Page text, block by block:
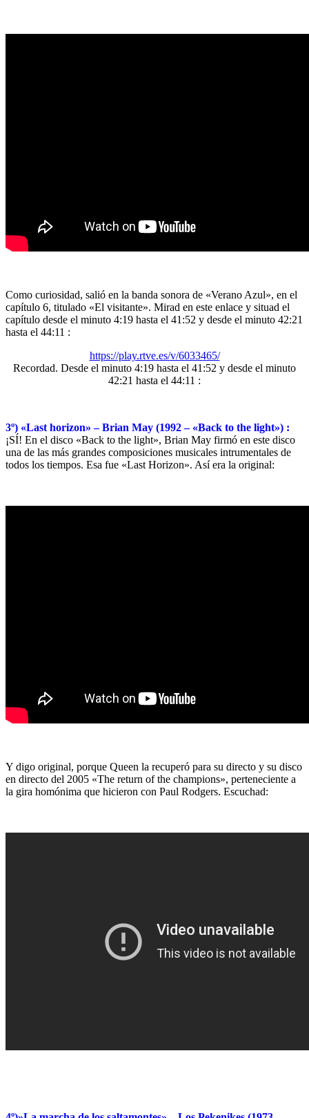
Como curiosidad, salió en la banda sonora de «Verano Azul», en el
capítulo 6, titulado «El visitante». Mirad en este enlace y situad el
capítulo desde el minuto 4:19 hasta el 41:52 y desde el minuto 42:21
hasta el 44:11 :
https://play.rtve.es/v/6033465/
Recordad. Desde el minuto 4:19 hasta el 41:52 y desde el minuto
42:21 hasta el 44:11 :
3º) «Last horizon» – Brian May (1992 – «Back to the light») :
¡SÍ! En el disco «Back to the light», Brian May firmó en este disco
una de las más grandes composiciones musicales intrumentales de
todos los tiempos. Esa fue «Last Horizon». Así era la original:
Y digo original, porque Queen la recuperó para su directo y su disco
en directo del 2005 «The return of the champions», perteneciente a
la gira homónima que hicieron con Paul Rodgers. Escuchad: